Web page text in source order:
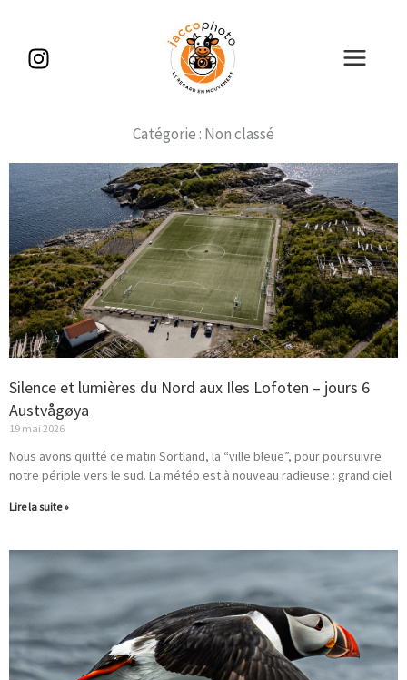
contenu
Catégorie : Non classé
Silence et lumières du Nord aux Iles Lofoten – jours 6
Austvågøya
19 mai 2026
Nous avons quitté ce matin Sortland, la “ville bleue”, pour poursuivre
notre périple vers le sud. La météo est à nouveau radieuse : grand ciel
Lire la suite »